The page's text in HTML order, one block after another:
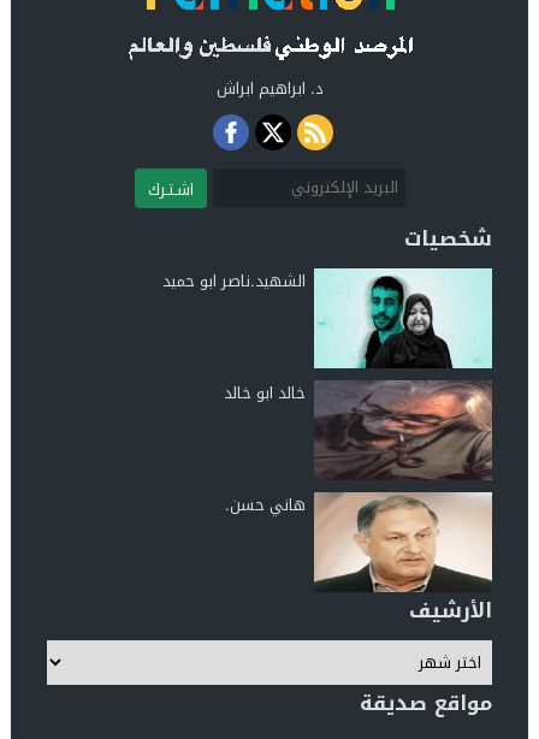
د. ابراهيم ابراش
اشـتـرك
شخصيات
الشهيد.ناصر ابو حميد
خالد ابو خالد
هاني حسن.
الأرشيف
مواقع صديقة